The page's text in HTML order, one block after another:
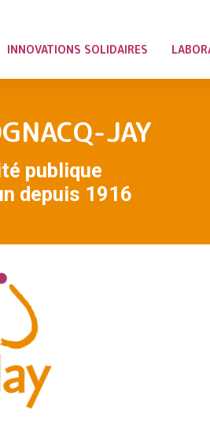
INNOVATIONS SOLIDAIRES
JAY
publique
depuis 1916